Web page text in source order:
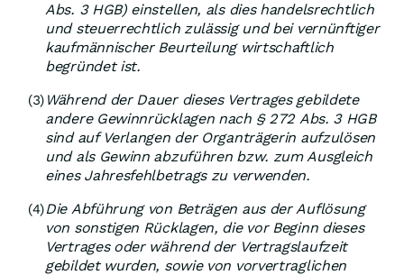
Abs. 3 HGB) einstellen, als dies handelsrechtlich
und steuerrechtlich zulässig und bei vernünftiger
kaufmännischer Beurteilung wirtschaftlich
begründet ist.
(3) Während der Dauer dieses Vertrages gebildete
andere Gewinnrücklagen nach § 272 Abs. 3 HGB
sind auf Verlangen der Organträgerin aufzulösen
und als Gewinn abzuführen bzw. zum Ausgleich
eines Jahresfehlbetrags zu verwenden.
(4)Die Abführung von Beträgen aus der Auflösung
von sonstigen Rücklagen, die vor Beginn dieses
Vertrages oder während der Vertragslaufzeit
gebildet wurden, sowie von vorvertraglichen